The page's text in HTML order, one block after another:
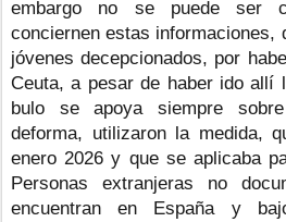
embargo no se puede ser
conciernen estas informaciones,
jóvenes decepcionados, por
Ceuta, a pesar de haber ido allí
bulo se apoya siempre
deforma, utilizaron la medida,
enero 2026 y que se aplicaba
Personas extranjeras no
encuentran en España y